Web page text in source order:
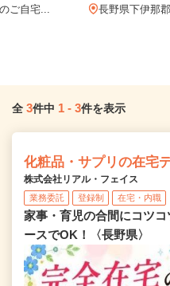
ご自宅...
長野県下伊那
全 3件中 1 - 3件を表示
化粧品・サプリの在宅
株式会社リアル・フェイス
業務委託 登録制 在宅・内職
家事・育児の合間にコツ
ースでOK！〈長野県〉